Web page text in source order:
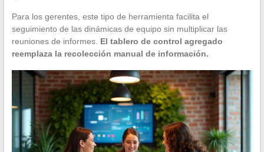
Para los gerentes, este tipo de herramienta facilita el
seguimiento de las dinámicas de equipo sin multiplicar las
reuniones de informes. El tablero de control agregado
reemplaza la recolección manual de información.